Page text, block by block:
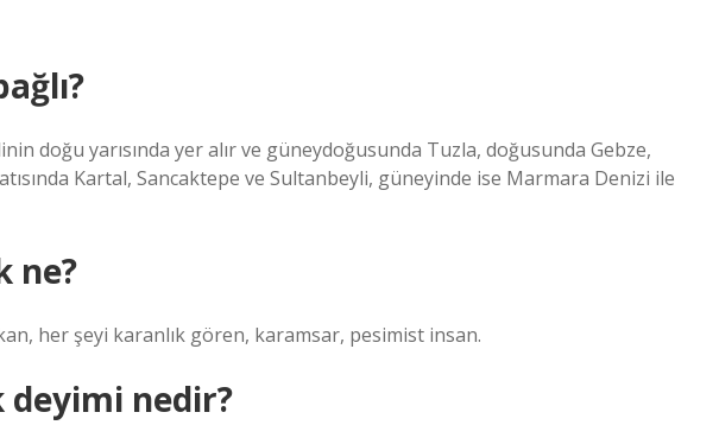
doğu yarısında yer alır ve güneydoğusunda Tuzla, doğusunda Gebze,
Kartal, Sancaktepe ve Sultanbeyli, güneyinde ise Marmara Denizi ile
ne?
her şeyi karanlık gören, karamsar, pesimist insan.
nedir?